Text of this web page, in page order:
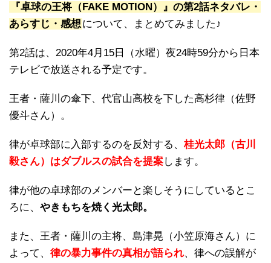
『卓球の王将（FAKE MOTION）』の第2話ネタバレ・
あらすじ・感想 について、まとめてみました♪
第2話は、2020年4月15日（水曜）夜24時59分から日本
テレビで放送される予定です。
王者・薩川の傘下、代官山高校を下した高杉律（佐野
優斗さん）。
律が卓球部に入部するのを反対する、 桂光太郎（古川
毅さん）はダブルスの試合を提案します。
律が他の卓球部のメンバーと楽しそうにしているとこ
ろに、 やきもちを焼く光太郎。
また、王者・薩川の主将、島津晃（小笠原海さん）に
よって、 律の暴力事件の真相が語られ、律への誤解が